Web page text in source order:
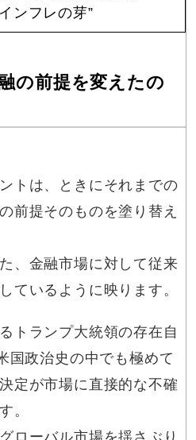
ンフレの芽”
の前提を変えたの
トは、ときにそれまでの
前提そのものを塗り替え
、金融市場に対して従来
ているように映ります。
トランプ大統領の存在自
国政治史の中でも極めて
定が市場に直接的な不確
。
ローバル市場を揺さぶり